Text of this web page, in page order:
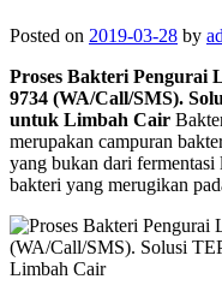
Posted on 2019-03-28 by
Proses Bakteri Pengurai
9734 (WA/Call/SMS).
untuk Limbah Cair
merupakan campuran
yang bukan dari
bakteri yang merugikan